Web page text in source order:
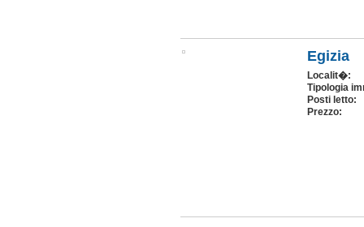
Egizia
Localit�:
Tipologia
Posti letto:
Prezzo: